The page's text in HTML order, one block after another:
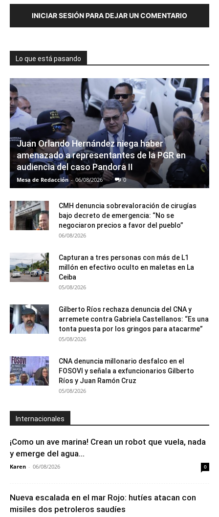
INICIAR SESIÓN PARA DEJAR UN COMENTARIO
Lo que está pasando
Juan Orlando Hernández niega haber
amenazado a representantes de la PGR en
audiencia del caso Pandora II
Mesa de Redacción - 06/08/2026 0
CMH denuncia sobrevaloración de cirugías
bajo decreto de emergencia: “No se
negociaron precios a favor del pueblo”
06/08/2026
Capturan a tres personas con más de L1
millón en efectivo oculto en maletas en La
Ceiba
05/08/2026
Gilberto Ríos rechaza denuncia del CNA y
arremete contra Gabriela Castellanos: “Es una
tonta puesta por los gringos para atacarme”
05/08/2026
CNA denuncia millonario desfalco en el
FOSOVI y señala a exfuncionarios Gilberto
Ríos y Juan Ramón Cruz
05/08/2026
Internacionales
¡Como un ave marina! Crean un robot que vuela, nada
y emerge del agua...
Karen - 06/08/2026 0
Nueva escalada en el mar Rojo: hutíes atacan con
misiles dos petroleros saudíes